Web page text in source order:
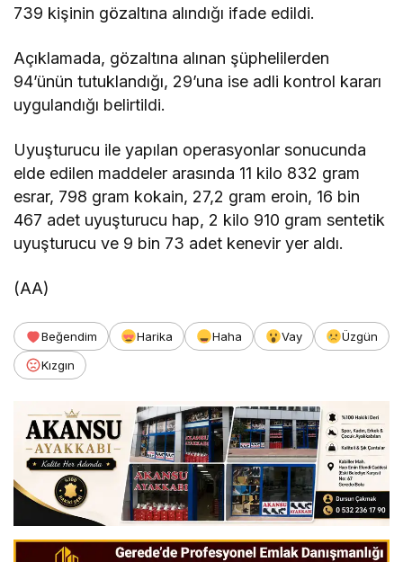
739 kişinin gözaltına alındığı ifade edildi.
Açıklamada, gözaltına alınan şüphelilerden
94’ünün tutuklandığı, 29’una ise adli kontrol kararı
uygulandığı belirtildi.
Uyuşturucu ile yapılan operasyonlar sonucunda
elde edilen maddeler arasında 11 kilo 832 gram
esrar, 798 gram kokain, 27,2 gram eroin, 16 bin
467 adet uyuşturucu hap, 2 kilo 910 gram sentetik
uyuşturucu ve 9 bin 73 adet kenevir yer aldı.
(AA)
Beğendim Harika Haha Vay
Üzgün
Kızgın